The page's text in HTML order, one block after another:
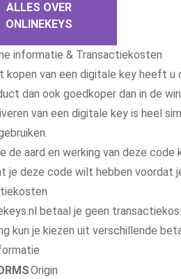
ALLES OVER
ONLINEKEYS
informatie & Transactiekosten
kopen van een digitale key heeft
dan ook goedkoper dan in de
van een digitale key is heel
de aard en werking van deze
je deze code wilt hebben voordat
betaal je geen
kun je kiezen uit verschillende
Origin